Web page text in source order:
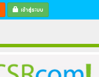
เข้าสู่ระบบ